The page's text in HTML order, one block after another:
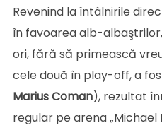
Revenind la întâlnirile
în favoarea alb-
ori, fără să primească
cele două în play-off, a
MariusComan), rezultat
regular pe arena „Michael